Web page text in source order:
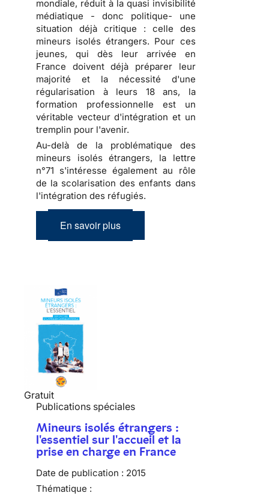
mondiale, réduit à la quasi invisibilité
médiatique - donc politique- une
situation déjà critique : celle des
mineurs isolés étrangers. Pour ces
jeunes, qui dès leur arrivée en
France doivent déjà préparer leur
majorité et la nécessité d'une
régularisation à leurs 18 ans, la
formation professionnelle est un
véritable vecteur d'intégration et un
tremplin pour l'avenir.
Au-delà de la problématique des
mineurs isolés étrangers, la lettre
n°71 s'intéresse également au rôle
de la scolarisation des enfants dans
l'intégration des réfugiés.
En savoir plus
Gratuit
Publications spéciales
Mineurs isolés étrangers :
l'essentiel sur l'accueil et la
prise en charge en France
Date de publication : 2015
Thématique :